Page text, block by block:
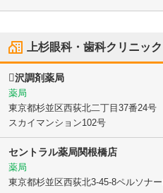
上杉眼科・歯科クリニック
沢調剤薬局
薬局
東京都杉並区西荻北二丁目37番24号
スカイマンション102号
セントラル薬局関根橋店
薬局
東京都杉並区西荻北3-45-8ペルソナ